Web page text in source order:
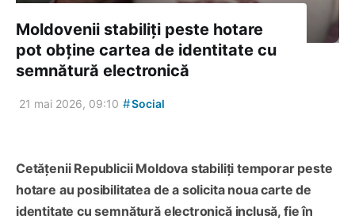
Moldovenii stabiliți peste hotare
pot obține cartea de identitate cu
semnătură electronică
21 mai 2026, 09:10 #Social
Cetățenii Republicii Moldova stabiliți temporar peste
hotare au posibilitatea de a solicita noua carte de
identitate cu semnătură electronică inclusă, fie în